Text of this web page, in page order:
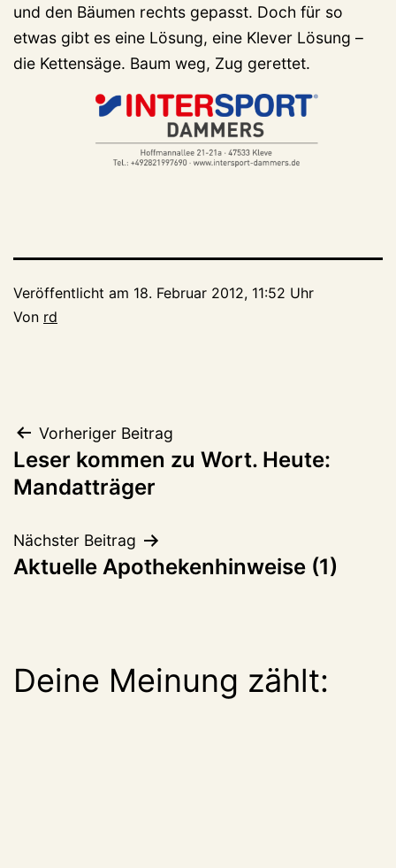
und den Bäumen rechts gepasst. Doch für so
etwas gibt es eine Lösung, eine Klever Lösung –
die Kettensäge. Baum weg, Zug gerettet.
Veröffentlicht am 18. Februar 2012, 11:52 Uhr
Von rd
Beitragsnavigation
Vorheriger Beitrag
Leser kommen zu Wort. Heute:
Mandatträger
Nächster Beitrag
Aktuelle Apothekenhinweise (1)
Deine Meinung zählt: